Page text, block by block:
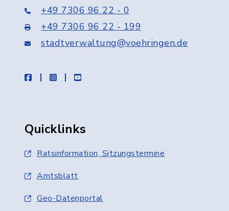
+49 7306 96 22 - 0
+49 7306 96 22 - 199
stadtverwaltung@voehringen.de
facebookinstagramyoutube
Quicklinks
Ratsinformation, Sitzungstermine
Amtsblatt
Geo-Datenportal